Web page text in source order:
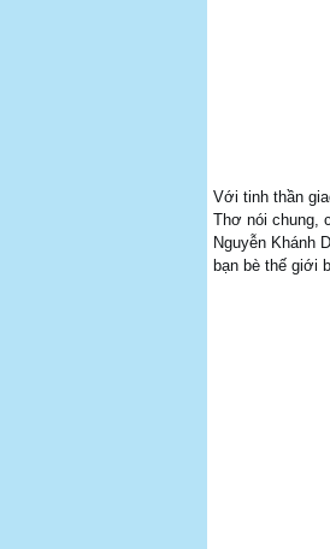
Với tinh thần
Thơ nói chung,
Nguyễn Khánh
bạn bè thế giới